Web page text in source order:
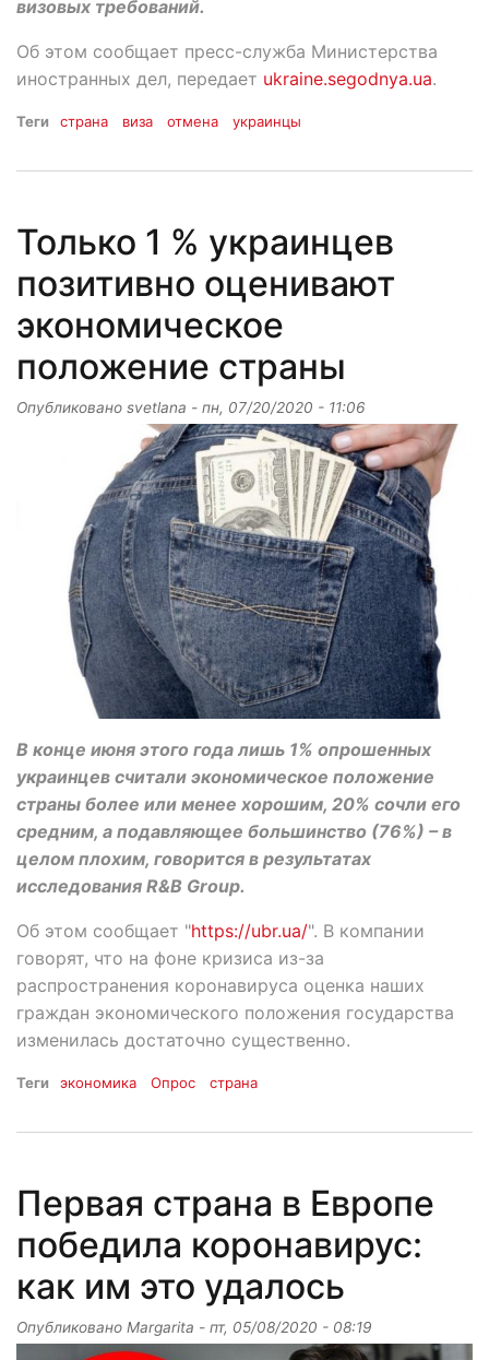
визовых требований.
Об этом сообщает пресс-служба Министерства
иностранных дел, передает ukraine.segodnya.ua.
Теги страна виза отмена украинцы
Только 1 % украинцев
позитивно оценивают
экономическое
положение страны
Опубликовано svetlana - пн, 07/20/2020 - 11:06
В конце июня этого года лишь 1% опрошенных
украинцев считали экономическое положение
страны более или менее хорошим, 20% сочли его
средним, а подавляющее большинство (76%) – в
целом плохим, говорится в результатах
исследования R&B Group.
Об этом сообщает "https://ubr.ua/". В компании
говорят, что на фоне кризиса из-за
распространения коронавируса оценка наших
граждан экономического положения государства
изменилась достаточно существенно.
Теги экономика Опрос страна
Первая страна в Европе
победила коронавирус:
как им это удалось
Опубликовано Margarita - пт, 05/08/2020 - 08:19